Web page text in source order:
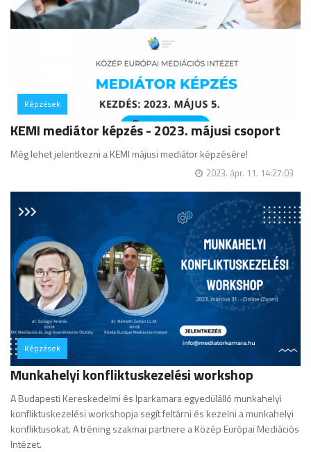
Képzések
hozzászólás
KEMI mediátor képzés - 2023. májusi csoport
Még lehet jelentkezni a KEMI májusi mediátor képzésére!
2023. ápr. 11. 14:27:03
Képzések
hozzászólás
Munkahelyi konfliktuskezelési workshop
A Budapesti Kereskedelmi és Iparkamara egyedülálló munkahelyi
konfliktuskezelési workshopja segít feltárni és kezelni a munkahelyi
konfliktusokat. A tréning szakmai partnere a Közép Európai Mediációs
Intézet.